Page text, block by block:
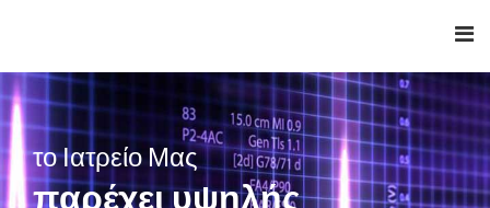
το Ιατρείο Μας
παρέχει υψηλής